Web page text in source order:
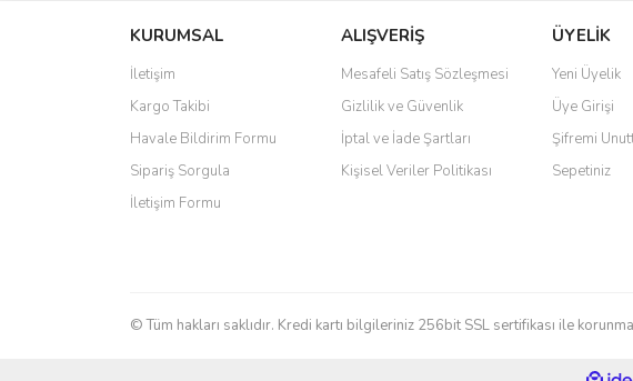
Ürün resmi kalitesiz, bozuk veya görüntülenemiyor.
Ürün açıklamasında eksik bilgiler bulunuyor.
Ürün bilgilerinde hatalar bulunuyor.
Ürün fiyatı diğer sitelerden daha pahalı.
Bu ürüne benzer farklı alternatifler olmalı.
KURUMSAL
İletişim
Kargo Takibi
Havale Bildirim Formu
Sipariş Sorgula
İletişim Formu
ALIŞVERİŞ
Mesafeli Satış Sözleşmesi
Gizlilik ve Güvenlik
İptal ve İade Şartları
Kişisel Veriler Politikası
ÜYELİK
Yeni Üyelik
Üye Girişi
Şifremi
Sepetiniz
© Tüm hakları saklıdır. Kredi kartı bilgileriniz 256bit SSL sertifikası ile